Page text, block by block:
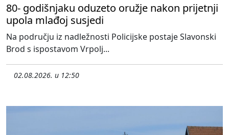
80- godišnjaku oduzeto oružje nakon prijetnji
upola mlađoj susjedi
Na području iz nadležnosti Policijske postaje Slavonski
Brod s ispostavom Vrpolj...
02.08.2026. u 12:50